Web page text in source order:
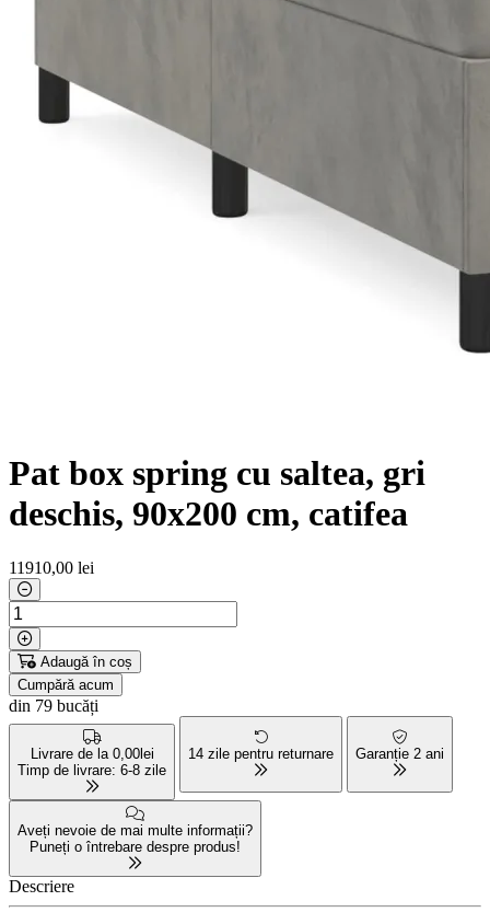
Pat box spring cu saltea, gri
deschis, 90x200 cm, catifea
11910,00 lei
Adaugă în coș
Cumpără acum
din 79 bucăți
Livrare de la 0,00lei
Timp de livrare: 6-8 zile
14 zile pentru returnare Garanție 2 ani
Aveți nevoie de mai multe informații?
Puneți o întrebare despre produs!
Descriere